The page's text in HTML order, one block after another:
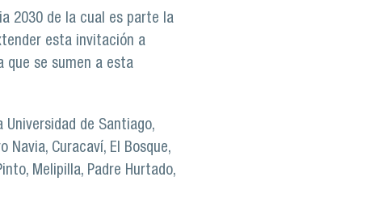
2030 de la cual es parte la
esta invitación a
que se sumen a esta
Universidad de Santiago,
Navia, Curacaví, El Bosque,
Melipilla, Padre Hurtado,